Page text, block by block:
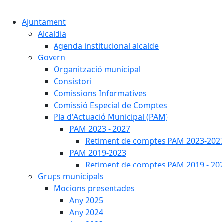
Ajuntament
Alcaldia
Agenda institucional alcalde
Govern
Organització municipal
Consistori
Comissions Informatives
Comissió Especial de Comptes
Pla d'Actuació Municipal (PAM)
PAM 2023 - 2027
Retiment de comptes PAM 2023-
PAM 2019-2023
Retiment de comptes PAM 2019 -
Grups municipals
Mocions presentades
Any 2025
Any 2024